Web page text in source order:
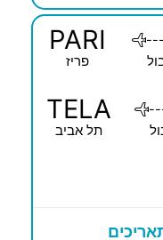
PARI
פריז
TELA
תל אביב